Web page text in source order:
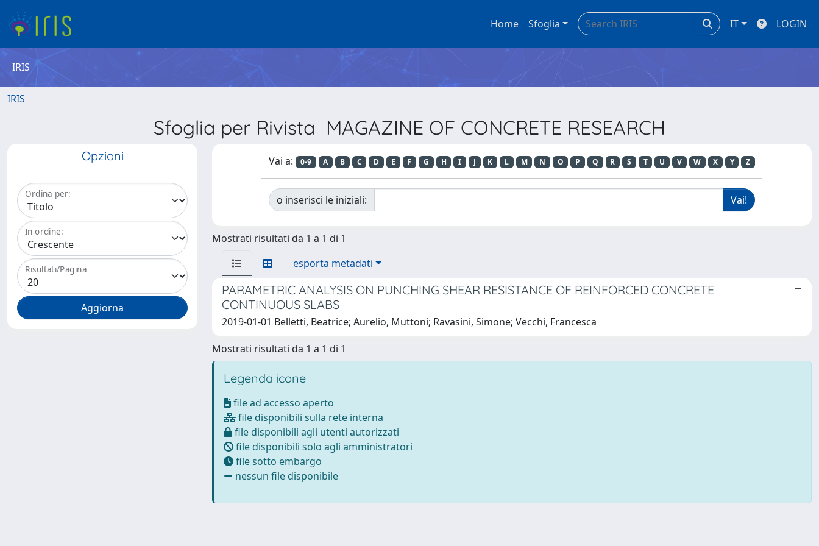
Home Sfoglia IT LOGIN
IRIS
IRIS
Sfoglia per Rivista MAGAZINE OF CONCRETE RESEARCH
Opzioni
Ordina per:
In ordine:
Risultati/Pagina
Vai a: 0-9 A B C D E F G H I J K L M N O P Q R S T U V W X Y Z
o inserisci le iniziali:
Mostrati risultati da 1 a 1 di 1
esporta metadati
PARAMETRIC ANALYSIS ON PUNCHING SHEAR RESISTANCE OF REINFORCED CONCRETE
CONTINUOUS SLABS
2019-01-01 Belletti, Beatrice; Aurelio, Muttoni; Ravasini, Simone; Vecchi, Francesca
Mostrati risultati da 1 a 1 di 1
Legenda icone
file ad accesso aperto
file disponibili sulla rete interna
file disponibili agli utenti autorizzati
file disponibili solo agli amministratori
file sotto embargo
nessun file disponibile